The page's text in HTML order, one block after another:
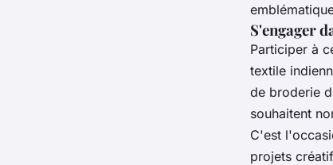
S'engager
Participer à
textile
de broderie
souhaitent
C'est
projets